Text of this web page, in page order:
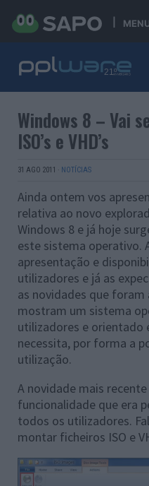
Windows 8 – Vai
ISO’s e VHD’s
31 AGO 2011 · NOTÍCIAS
Ainda ontem vos
relativa ao novo
Windows 8 e já hoje
este sistema operativo.
apresentação e
utilizadores e já as
as novidades que
mostram um sistema
utilizadores e orientado
necessita, por forma a
utilização.
A novidade mais
funcionalidade que era
todos os utilizadores.
montar ficheiros ISO e